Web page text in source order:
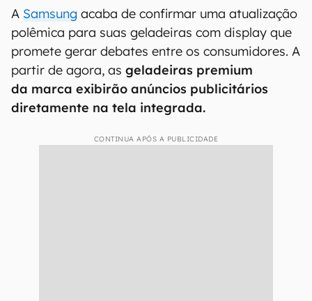
A Samsung acaba de confirmar uma atualização
polêmica para suas geladeiras com display que
promete gerar debates entre os consumidores. A
partir de agora, as geladeiras premium
da marca exibirão anúncios publicitários
diretamente na tela integrada.
CONTINUA APÓS A PUBLICIDADE